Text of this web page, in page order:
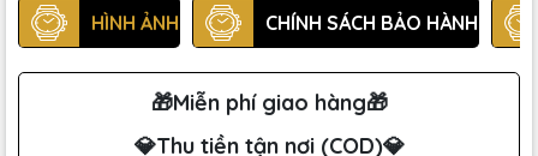
HÌNH ẢNH CHÍNH SÁCH BẢO HÀNH
🎁Miễn phí giao hàng🎁
💎Thu tiền tận nơi (COD)💎